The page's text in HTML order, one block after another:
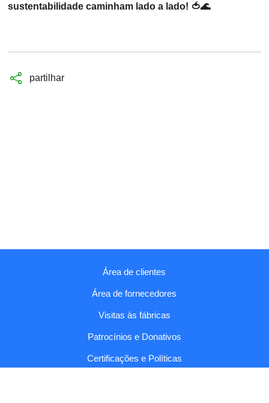
sustentabilidade caminham lado a lado! 🍅🌊
partilhar
Área de clientes
Área de fornecedores
Visitas às fábricas
Patrocínios e Donativos
Certificações e Políticas